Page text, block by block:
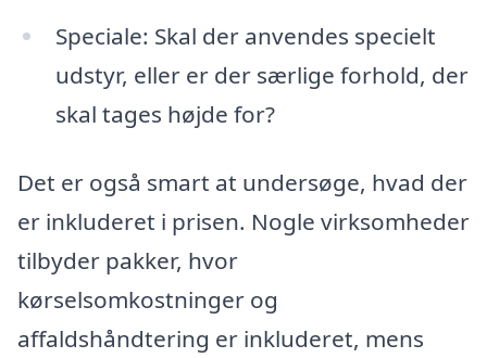
Speciale: Skal der anvendes specielt
udstyr, eller er der særlige forhold, der
skal tages højde for?
Det er også smart at undersøge, hvad der
er inkluderet i prisen. Nogle virksomheder
tilbyder pakker, hvor
kørselsomkostninger og
affaldshåndtering er inkluderet, mens